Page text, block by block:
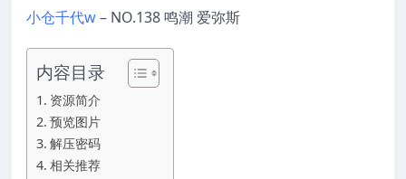
小仓千代w– NO.138 鸣潮 爱弥斯
内容目录
资源简介
预览图片
解压密码
相关推荐